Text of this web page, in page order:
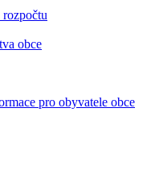
obce
pro obyvatele obce